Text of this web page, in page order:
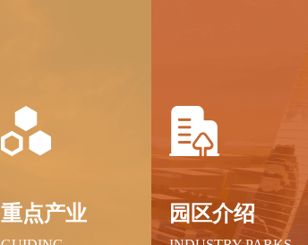
重点产业 园区介绍